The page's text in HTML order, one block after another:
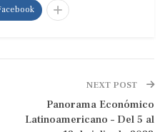
en nuestro
o desperdiciados. La
como un ente vivo y no
que la explotación
NEXT POST
Panorama Económico
Latinoamericano – Del 5 al